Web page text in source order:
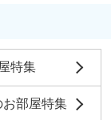
特集
部屋特集